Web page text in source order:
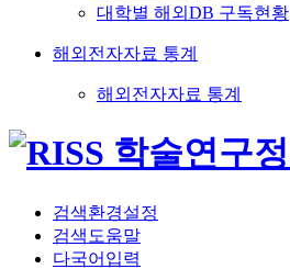
대학별 해외DB 구독현황
해외전자자료 통계
해외전자자료 통계
검색환경설정
검색도움말
다국어입력